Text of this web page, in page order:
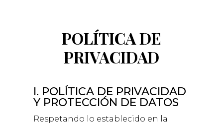
POLÍTICA DE
PRIVACIDAD
I. POLÍTICA DE PRIVACIDAD
Y PROTECCIÓN DE DATOS
Respetando lo establecido en la